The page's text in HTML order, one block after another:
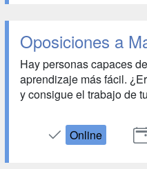
Oposiciones a
Hay personas capaces
aprendizaje más fácil.
y consigue el trabajo de
Online